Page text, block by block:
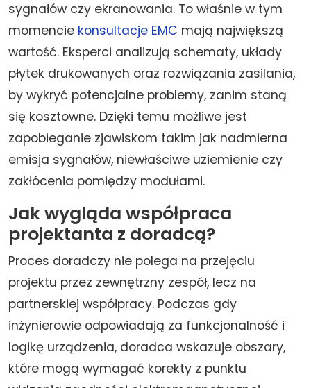
sygnałów czy ekranowania. To właśnie w tym
momencie konsultacje EMC mają największą
wartość. Eksperci analizują schematy, układy
płytek drukowanych oraz rozwiązania zasilania,
by wykryć potencjalne problemy, zanim staną
się kosztowne. Dzięki temu możliwe jest
zapobieganie zjawiskom takim jak nadmierna
emisja sygnałów, niewłaściwe uziemienie czy
zakłócenia pomiędzy modułami.
Jak wygląda współpraca
projektanta z doradcą?
Proces doradczy nie polega na przejęciu
projektu przez zewnętrzny zespół, lecz na
partnerskiej współpracy. Podczas gdy
inżynierowie odpowiadają za funkcjonalność i
logikę urządzenia, doradca wskazuje obszary,
które mogą wymagać korekty z punktu